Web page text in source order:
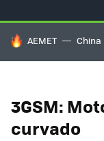
HOY SE HABLA DE
AEMET China
3GSM:
curvado